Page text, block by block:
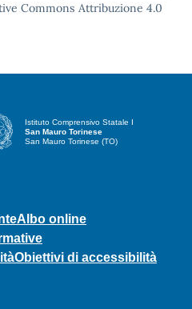
Commons Attribuzione 4.0
Istituto Comprensivo Statale I
San Mauro Torinese
San Mauro Torinese (TO)
Albo online
Obiettivi di accessibilità